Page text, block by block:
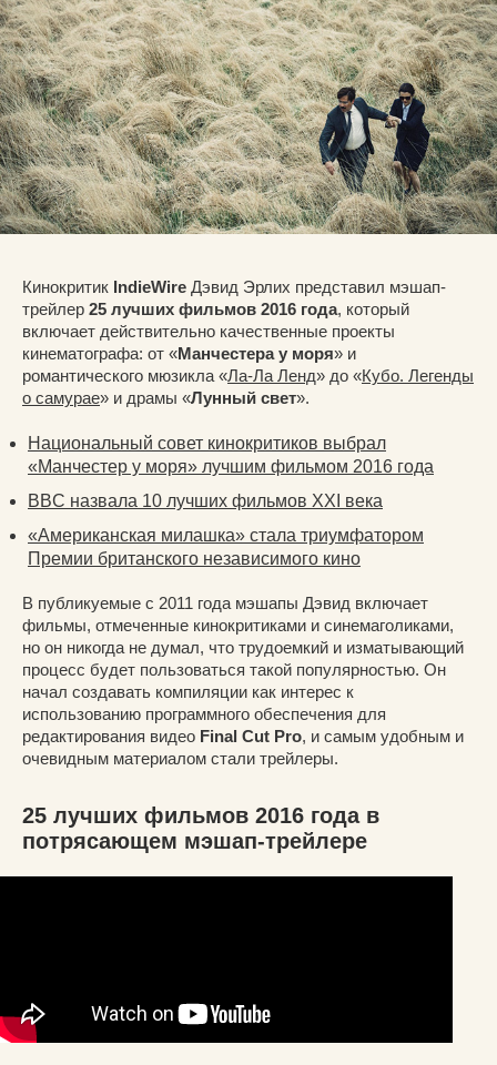
Кинокритик IndieWire Дэвид Эрлих представил мэшап-
трейлер 25 лучших фильмов 2016 года, который
включает действительно качественные проекты
кинематографа: от «Манчестера у моря» и
романтического мюзикла «Ла-Ла Ленд» до «Кубо. Легенды
о самурае» и драмы «Лунный свет».
Национальный совет кинокритиков выбрал
«Манчестер у моря» лучшим фильмом 2016 года
BBC назвала 10 лучших фильмов XXI века
«Американская милашка» стала триумфатором
Премии британского независимого кино
В публикуемые с 2011 года мэшапы Дэвид включает
фильмы, отмеченные кинокритиками и синемаголиками,
но он никогда не думал, что трудоемкий и изматывающий
процесс будет пользоваться такой популярностью. Он
начал создавать компиляции как интерес к
использованию программного обеспечения для
редактирования видео Final Cut Pro, и самым удобным и
очевидным материалом стали трейлеры.
25 лучших фильмов 2016 года в
потрясающем мэшап-трейлере